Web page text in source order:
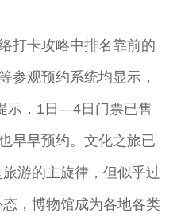
打卡攻略中排名靠前的
参观预约系统均显示，
示，1日—4日门票已售
早早预约。文化之旅已
游的主旋律，但似乎过
，博物馆成为各地各类